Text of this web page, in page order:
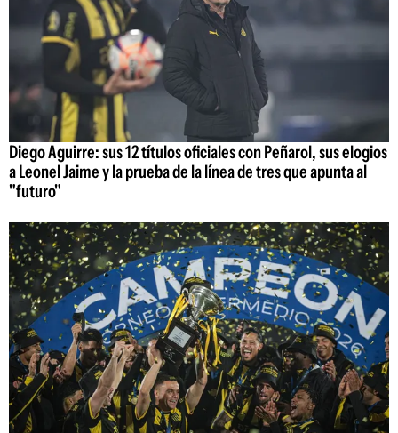
Diego Aguirre: sus 12 títulos oficiales con Peñarol, sus elogios
a Leonel Jaime y la prueba de la línea de tres que apunta al
"futuro"